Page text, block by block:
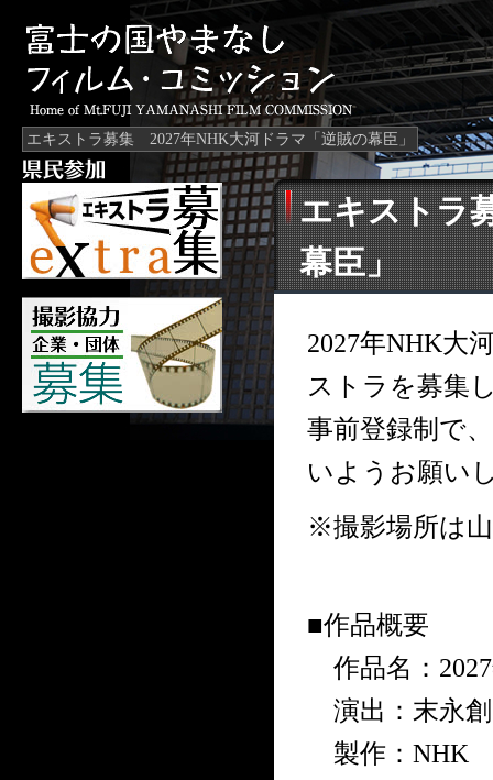
エキストラ募集 2027年NHK大河ドラマ「逆賊の幕臣」
エキストラ
幕臣」
2027年NHK大
ストラを募集
事前登録制で
いようお願い
※撮影場所は
■作品概要
作品名：
演出：末永創
製作：NHK